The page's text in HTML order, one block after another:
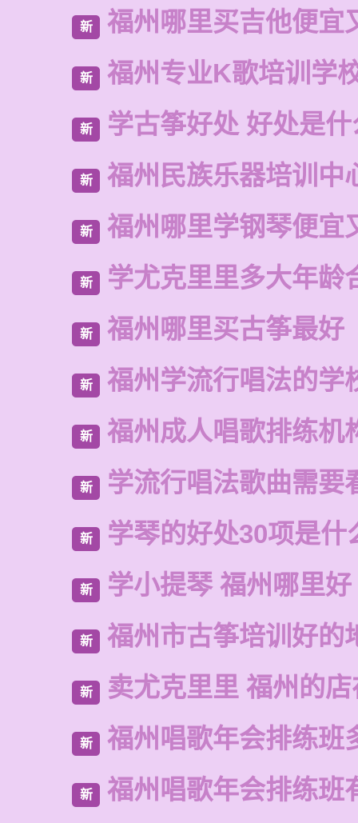
新 福州哪里买吉他便宜
新 福州专业K歌培训学
新 学古筝好处 好处是什
新 福州民族乐器培训中
新 福州哪里学钢琴便宜
新 学尤克里里多大年龄
新 福州哪里买古筝最好
新 福州学流行唱法的学
新 福州成人唱歌排练机
新 学流行唱法歌曲需要
新 学琴的好处30项是什
新 学小提琴 福州哪里好
新 福州市古筝培训好的
新 卖尤克里里 福州的
新 福州唱歌年会排练班
新 福州唱歌年会排练班